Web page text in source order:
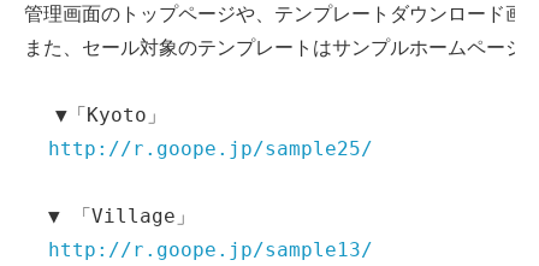
管理画面のトップページや、テンプレートダウンロード画
また、セール対象のテンプレートはサンプルホームページ
▼「Kyoto」
http://r.goope.jp/sample25/
  ▼ 「Village」
http://r.goope.jp/sample13/